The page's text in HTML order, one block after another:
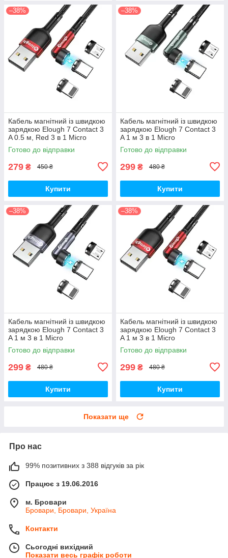
–38%
Кабель магнітний із швидкою
зарядкою Elough 7 Contact 3
A 0.5 м, Red 3 в 1 Micro
USB/Lightining/Type C,
обертання на 540°
Готово до відправки
279 ₴ 450 ₴
Купити
–38%
Кабель магнітний із швидкою
зарядкою Elough 7 Contact 3
A 1 м 3 в 1 Micro
USB/Lightining/Type C, Green
обертання на 540°
Готово до відправки
299 ₴ 480 ₴
Купити
–38%
Кабель магнітний із швидкою
зарядкою Elough 7 Contact 3
A 1 м 3 в 1 Micro
USB/Lightining/Type C, Grey
обертання на 540°
Готово до відправки
299 ₴ 480 ₴
Купити
–38%
Кабель магнітний із швидкою
зарядкою Elough 7 Contact 3
A 1 м 3 в 1 Micro
USB/Lightining/Type C, Red
обертання на 540°
Готово до відправки
299 ₴ 480 ₴
Купити
Показати ще
Про нас
99% позитивних з 388 відгуків за рік
Працює з 19.06.2016
м. Бровари
Бровари, Бровари, Україна
Контакти
Сьогодні вихідний
Показати весь графік роботи